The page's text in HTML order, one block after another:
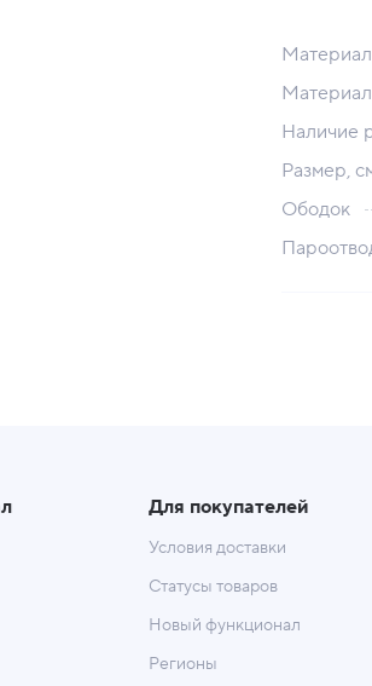
Материал
Наличие
Размер,
Ободок
Для покупателей
Условия доставки
Статусы товаров
Новый функционал
Регионы